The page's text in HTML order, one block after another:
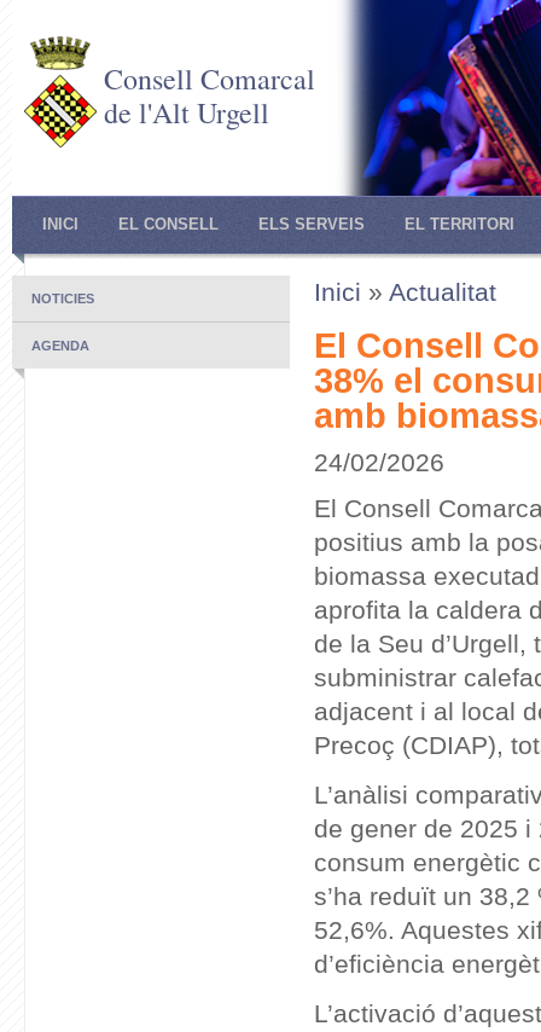
Consell Comarcal
de l'Alt Urgell
INICI EL CONSELL ELS SERVEIS EL TERRITORI
NOTICIES
AGENDA
Inici » Actualitat
El Consell
38% el
amb
24/02/2026
El Consell
positius amb la
biomassa
aprofita la caldera
de la Seu
subministrar
adjacent i al local
Precoç (CDIAP),
L’anàlisi
de gener de 2025
consum energètic
s’ha reduït un
52,6%. Aquestes
d’eficiència
L’activació